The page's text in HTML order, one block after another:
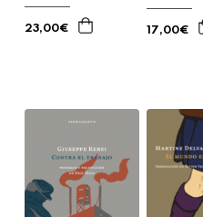
23,00€ 17,00€